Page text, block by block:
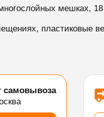
мешках,
пластиковые
самовывоза